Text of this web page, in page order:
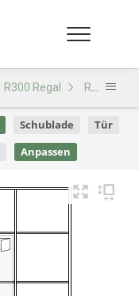
R300 Regal R300 - Design 148
Schublade Tür
Anpassen